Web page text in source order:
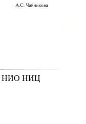
НИО НИЦ